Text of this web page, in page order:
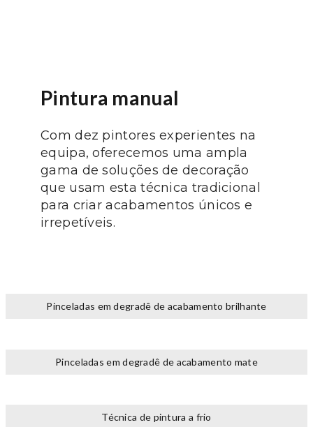
Pintura manual
Com dez pintores experientes na
equipa, oferecemos uma ampla
gama de soluções de decoração
que usam esta técnica tradicional
para criar acabamentos únicos e
irrepetíveis.
Pinceladas em degradê de acabamento brilhante
Pinceladas em degradê de acabamento mate
Técnica de pintura a frio